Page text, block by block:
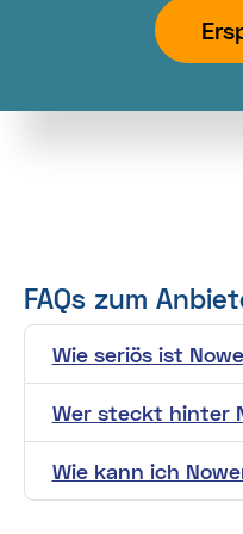
FAQs zum
Wie seriös ist
Wer steckt hinter
Wie kann ich